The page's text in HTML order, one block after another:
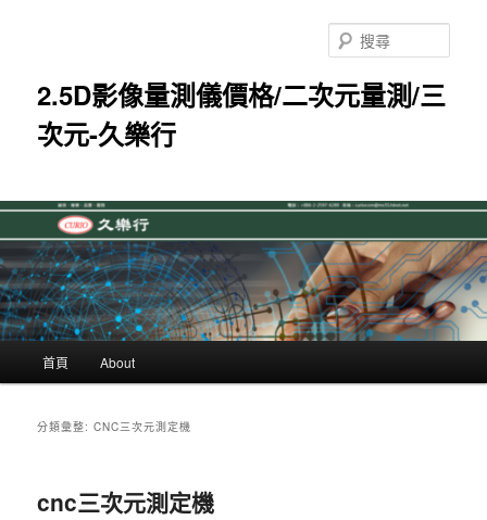
2.5D影像量測儀價格/二次元量測/三
次元-久樂行
尋
首頁 About
分類彙整:CNC三次元測定機
cnc三次元測定機